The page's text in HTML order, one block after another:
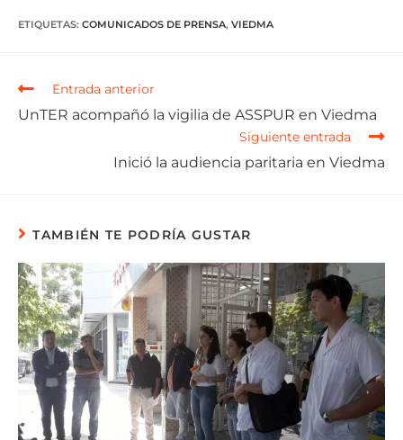
ETIQUETAS: COMUNICADOS DE PRENSA, VIEDMA
Entrada anterior
UnTER acompañó la vigilia de ASSPUR en Viedma
Siguiente entrada
Inició la audiencia paritaria en Viedma
TAMBIÉN TE PODRÍA GUSTAR